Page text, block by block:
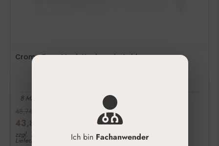
Croma Face Mask Hyaluronic Acid
8 Masken/Packung
48,74
43,87
zzgl. 19% MwSt.
Lieferzeit: 1-3 WerktageIch bin Fachanwender